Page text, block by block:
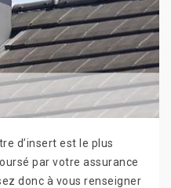
d’insert est le plus
par votre assurance
donc à vous renseigner